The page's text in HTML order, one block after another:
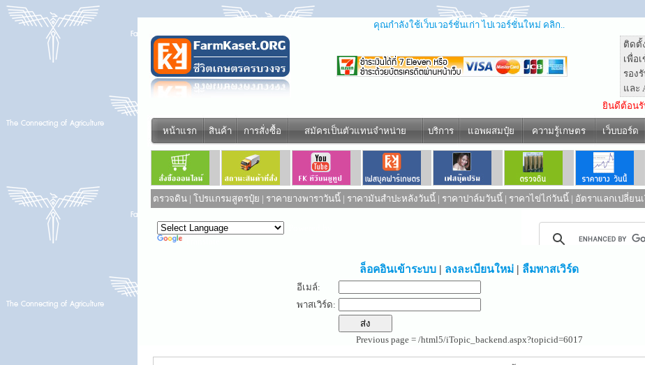
คุณกำลังใช้เว็บเวอร์ชั่นเก่า ไปเวอร์ชั่นใหม่ คลิก..
ติดตั้
เพื่อ
รอง
และ
ยินดีต้อนรั
หน้าแรก สินค้า การสั่งซื้อ สมัครเป็นตัวแทนจำหน่าย บริการ แอพผสมปุ๋ย ความรู้เกษตร เว็บบอร์ด
ตรวจดิน | โปรแกรมสูตรปุ๋ย | ราคายางพาราวันนี้ | ราคามันสำปะหลังวันนี้ | ราคาปาล์มวันนี้ | ราคาไข่ไก่วันนี้ | อัตราแลกเปลี่ยน
ล็อคอินเข้าระบบ | ลงละเบียนใหม่ | ลืมพาสเวิร์ด
อีเมล์:
พาสเวิร์ด:
Previous page = /html5/iTopic_backend.aspx?topicid=6017